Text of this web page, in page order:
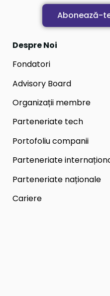
Abonează-
Despre Noi
Fondatori
Advisory Board
Organizații membre
Parteneriate tech
Portofoliu companii
Parteneriate
Parteneriate naționale
Cariere